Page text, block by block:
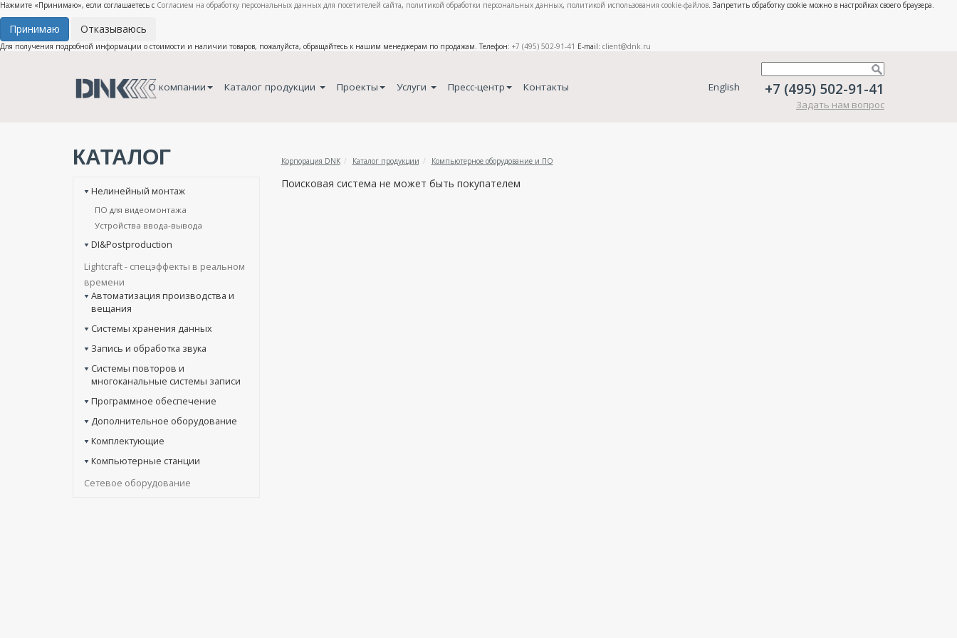
Нажмите «Принимаю», если соглашаетесь с Согласием на обработку персональных данных для посетителей сайта, политикой обработки персональных данных, политикой использования cookie-файлов. Запретить обработку cookie можно в настройках своего браузера.
Принимаю Отказываюсь
Для получения подробной информации о стоимости и наличии товаров, пожалуйста, обращайтесь к нашим менеджерам по продажам. Телефон: +7 (495) 502-91-41 E-mail: client@dnk.ru
О компании Каталог продукции Проекты Услуги Пресс-центр Контакты English +7 (495) 502-91-41
Задать нам вопрос
КАТАЛОГ Корпорация DNK Каталог продукции Компьютерное оборудование и ПО
Нелинейный монтаж
ПО для видеомонтажа
Устройства ввода-вывода
DI&Postproduction
Lightcraft - cпецэффекты в реальном
времени
Автоматизация производства и
вещания
Системы хранения данных
Запись и обработка звука
Системы повторов и
многоканальные системы записи
Программное обеспечение
Дополнительное оборудование
Комплектующие
Компьютерные станции
Сетевое оборудование
Поисковая система не может быть покупателем